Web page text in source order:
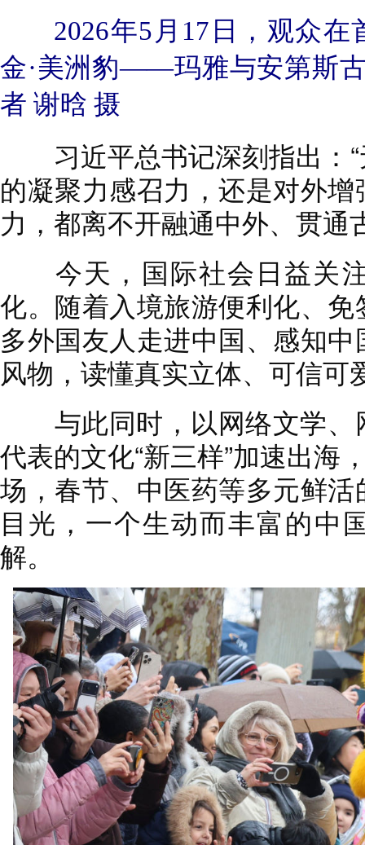
2026年5月17日，观众在
金·美洲豹——玛雅与安第斯
者 谢晗 摄
习近平总书记深刻指出：“
的凝聚力感召力，还是对外
力，都离不开融通中外、贯通
今天，国际社会日益关
化。随着入境旅游便利化、
多外国友人走进中国、感知
风物，读懂真实立体、可信可
与此同时，以网络文学、
代表的文化“新三样”加速出海
场，春节、中医药等多元鲜
目光，一个生动而丰富的中
解。